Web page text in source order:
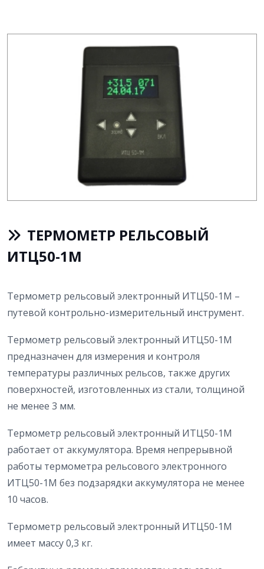
ТЕРМОМЕТР РЕЛЬСОВЫЙ
ИТЦ50-1М
Термометр рельсовый электронный ИТЦ50-1М –
путевой контрольно-измерительный инструмент.
Термометр рельсовый электронный ИТЦ50-1М
предназначен для измерения и контроля
температуры различных рельсов, также других
поверхностей, изготовленных из стали, толщиной
не менее 3 мм.
Термометр рельсовый электронный ИТЦ50-1М
работает от аккумулятора. Время непрерывной
работы термометра рельсового электронного
ИТЦ50-1М без подзарядки аккумулятора не менее
10 часов.
Термометр рельсовый электронный ИТЦ50-1М
имеет массу 0,3 кг.